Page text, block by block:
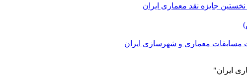
جایزه نقد معماری ایران
ایران"